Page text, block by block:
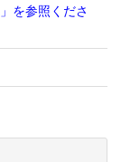
を参照くださ